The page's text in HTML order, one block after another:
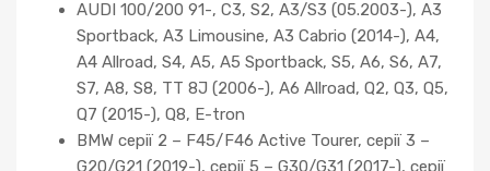
AUDI 100/200 91-, C3, S2, A3/S3 (05.2003-), A3
Sportback, A3 Limousine, A3 Cabrio (2014-), A4,
A4 Allroad, S4, A5, A5 Sportback, S5, A6, S6, A7,
S7, A8, S8, TT 8J (2006-), A6 Allroad, Q2, Q3, Q5,
Q7 (2015-), Q8, E-tron
BMW серії 2 – F45/F46 Active Tourer, серії 3 –
G20/G21 (2019-), серії 5 – G30/G31 (2017-), серії